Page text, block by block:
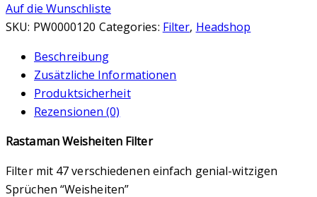
Auf die Wunschliste
SKU: PW0000120 Categories: Filter, Headshop
Beschreibung
Zusätzliche Informationen
Produktsicherheit
Rezensionen (0)
Rastaman Weisheiten Filter
Filter mit 47 verschiedenen einfach genial-witzigen
Sprüchen “Weisheiten”